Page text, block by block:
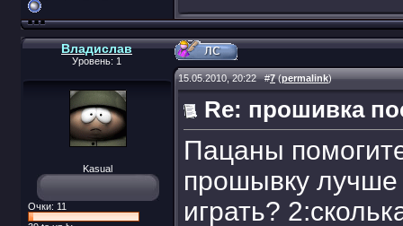
Владислав
Уровень: 1
Kasual
Очки: 11
15.05.2010, 20:22#7(permalink)
Re: прошивка
Пацаны
прошывку лучше
играть?